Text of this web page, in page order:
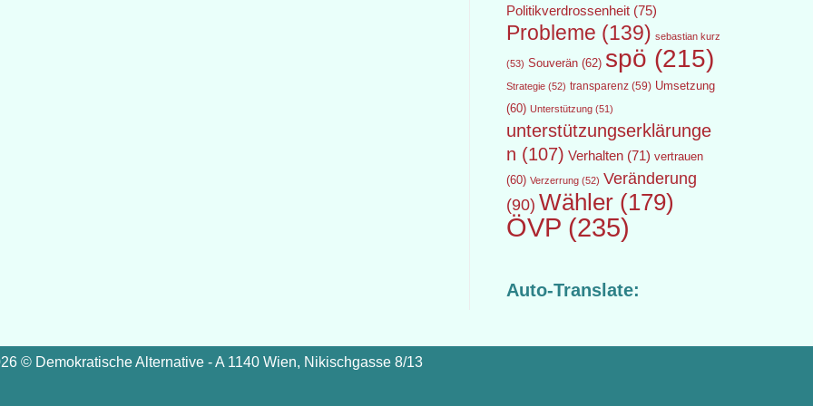
Politikverdrossenheit(75)
Probleme (139) sebastian kurz
(53) Souverän(62) spö (215)
Strategie(52) transparenz(59) Umsetzung
(60) Unterstützung(51)
unterstützungserklärunge
n (107) Verhalten(71) vertrauen
(60) Verzerrung(52) Veränderung
(90) Wähler(179)
ÖVP(235)
Auto-Translate:
© Demokratische Alternative - A 1140 Wien, Nikischgasse 8/13